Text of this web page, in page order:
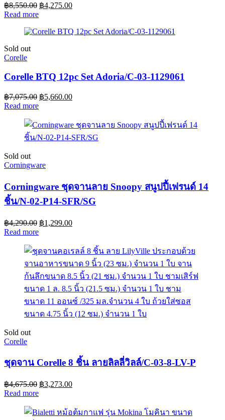
฿8,550.00 ฿4,275.00
Read more
Sold out
Corelle
Corelle BTQ 12pc Set Adoria/C-03-1129061
฿7,075.00 ฿5,660.00
Read more
Sold out
Corningware
Corningware ชุดจานลาย Snoopy สนูปปี้เฟรนด์ 14
ชิ้น/N-02-P14-SFR/SG
฿4,290.00 ฿1,299.00
Read more
Sold out
Corelle
ชุดจาน Corelle 8 ชิ้น ลายลิลลี่วิลล์/C-03-8-LV-P
฿4,675.00 ฿3,273.00
Read more